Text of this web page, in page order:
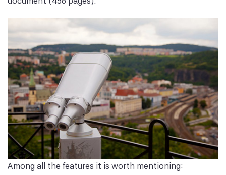
Among all the features it is worth mentioning: